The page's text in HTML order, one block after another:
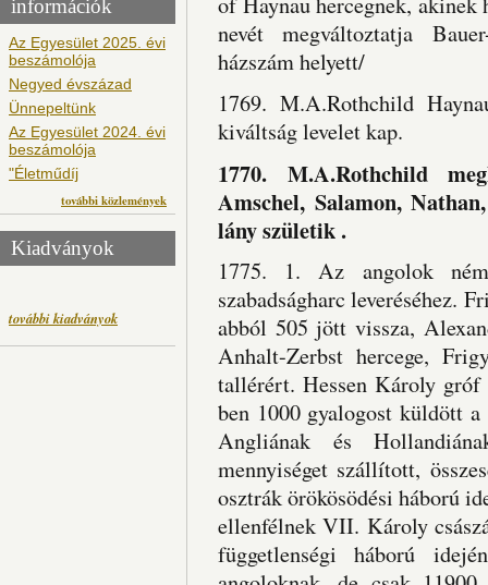
információk
Az Egyesület 2025. évi
beszámolója
Negyed évszázad
Ünnepeltünk
Az Egyesület 2024. évi
beszámolója
"Életműdíj
további közlemények
Kiadványok
további kiadványok
nevét megváltoztatja
házszám helyett/
1769. M.A.Rothchild
kiváltság levelet kap.
1770. M.A.Rothchild
Amschel, Salamon,
lány születik .
1775. 1. Az angolok
szabadságharc leveréséhez.
abból 505 jött vissza,
Anhalt-Zerbst hercege,
tallérért. Hessen Károly gróf
ben 1000 gyalogost küldött
Angliának és
mennyiséget szállított,
osztrák örökösödési háború
ellenfélnek VII. Károly
függetlenségi háború